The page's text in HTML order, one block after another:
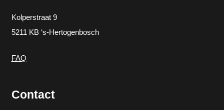
Kolperstraat 9
5211 KB ‘s-Hertogenbosch
FAQ
Contact